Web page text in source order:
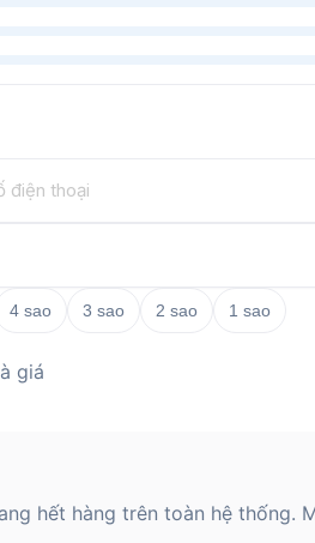
4 sao 3 sao 2 sao 1 sao
giá
hết hàng trên toàn hệ thống.